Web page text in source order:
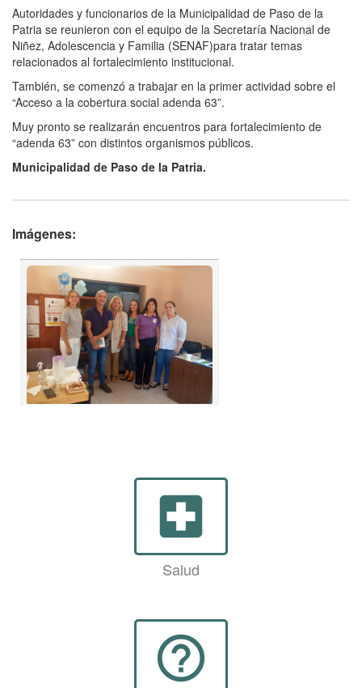
Autoridades y funcionarios de la Municipalidad de Paso de la
Patria se reunieron con el equipo de la Secretaría Nacional de
Niñez, Adolescencia y Familia (SENAF)para tratar temas
relacionados al fortalecimiento institucional.
También, se comenzó a trabajar en la primer actividad sobre el
“Acceso a la cobertura social adenda 63”.
Muy pronto se realizarán encuentros para fortalecimiento de
“adenda 63” con distintos organismos públicos.
Municipalidad de Paso de la Patria.
Imágenes:
local_hospital
Salud
help_outline